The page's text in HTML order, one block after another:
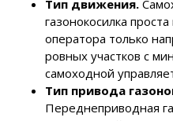
Тип движения.
газонокосилка
оператора только
ровных участков с
самоходной
Тип привода
Переднеприводная